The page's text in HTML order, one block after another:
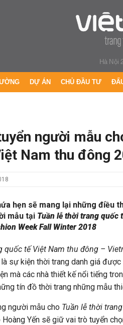
Hà Nội
DỰ ÁN CHỦ ĐẦU TƯ
người mẫu
Nam thu đông
hẹn sẽ mang lại những điều
mẫu tại Tuần lễ thời trang quốc
Week Fall Winter 2018
quốc tế Việt Nam thu đông –
là sự kiện thời trang danh giá
mà các nhà thiết kế nổi tiếng
tín đồ thời trang những mẫu
người mẫu cho Tuần lễ thời
Yến sẽ giữ vai trò tuyển